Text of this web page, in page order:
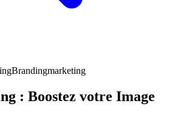
Brandingmarketing
: Boostez votre Image